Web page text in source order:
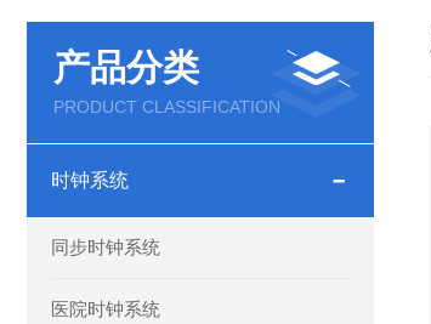
产品分类
PRODUCT CLASSIFICATION
时钟系统
同步时钟系统
医院时钟系统